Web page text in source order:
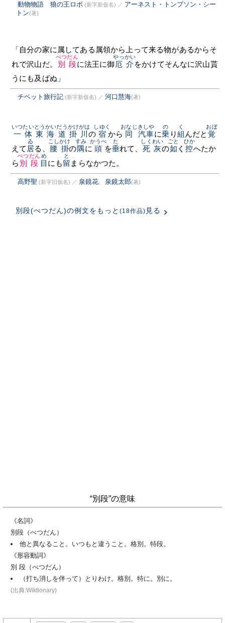
動物物語 狼の王ロボ (新字新仮名) ／ アーネスト・トンプソン・シー
トン(著)
「自分の家に属してある属領から上って来る物があるからそ
れで沢山だ。
別段
べつだん
に法王に御 厄介
やっかい
をかけてそんなに沢山貰
うにも及ばぬ」
チベット旅行記 (新字新仮名) ／ 河口慧海(著)
一体
いつたい
東海道
とうかいだう
掛川
かけがは
の 宿
しゆく
から 同
おなじ
汽車
きしや
に乗
の
り組
く
んだと 覚
おぼ
えて 居
ゐ
る、 腰掛
こしかけ
の隅
すみ
に 頭
かうべ
を垂
た
れて、 死灰
しくわい
の如
ごと
く 控
ひか
へたか
ら 別段
べつだん
目
め
にも留
と
まらなかつた。
高野聖 (新字旧仮名) ／ 泉鏡花、 泉鏡太郎(著)
別段(べつだん)の例文をもっと (18作品) 見る
“別段”の意味
《名詞》
別段（べつだん）
他と異なること。いつもと違うこと。格別。特段。
《形容動詞》
別 段（べつだん）
（打ち消しを伴って）とりわけ。格別。特に。別に。
(出典:Wiktionary)